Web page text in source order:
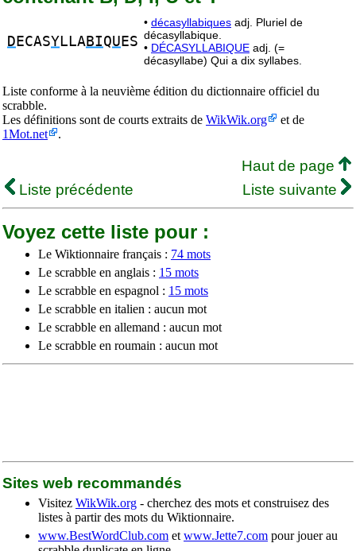
D ECASYLLABIQU ES
• décasyllabiques adj. Pluriel de
décasyllabique.
• DÉCASYLLABIQUE adj. (=
décasyllabe) Qui a dix syllabes.
Liste conforme à la neuvième édition du dictionnaire officiel du
scrabble.
Les définitions sont de courts extraits de WikWik.org
et de
1Mot.net
.
Haut de page
Liste précédente
Liste suivante
Voyez cette liste pour :
Le Wiktionnaire français : 74 mots
Le scrabble en anglais : 15 mots
Le scrabble en espagnol : 15 mots
Le scrabble en italien : aucun mot
Le scrabble en allemand : aucun mot
Le scrabble en roumain : aucun mot
Sites web recommandés
Visitez WikWik.org - cherchez des mots et construisez des
listes à partir des mots du Wiktionnaire.
www.BestWordClub.com et www.Jette7.com pour jouer au